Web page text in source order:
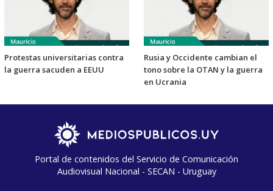
Protestas universitarias contra
la guerra sacuden a EEUU
Rusia y Occidente cambian el
tono sobre la OTAN y la guerra
en Ucrania
Portal de contenidos del Servicio de Comunicación
Audiovisual Nacional - SECAN - Uruguay